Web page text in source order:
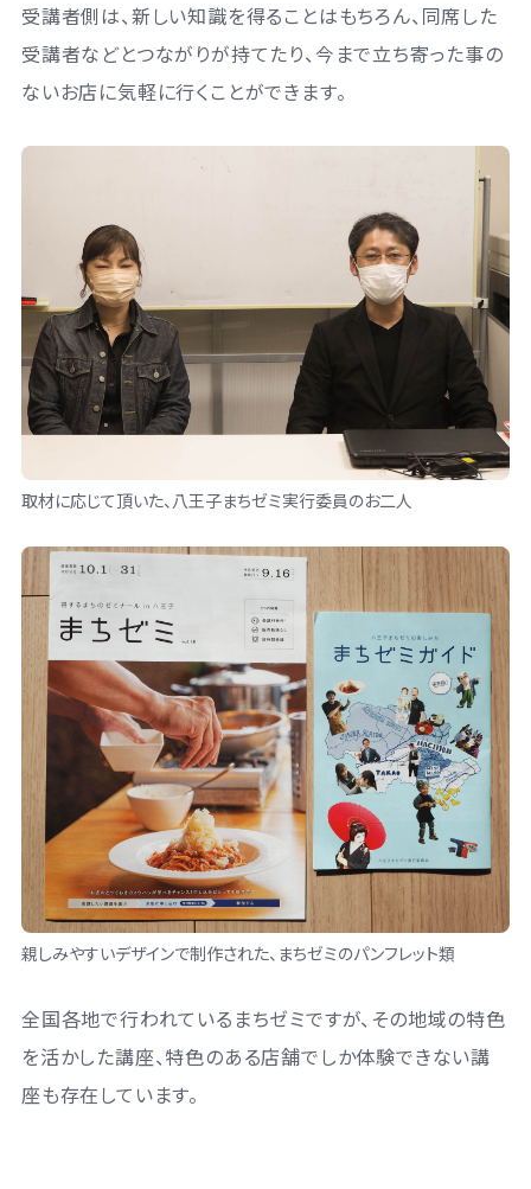
受講者側は、新しい知識を得ることはもちろん、同席した
受講者などとつながりが持てたり、今まで立ち寄った事の
ないお店に気軽に行くことができます。
取材に応じて頂いた、八王子まちゼミ実行委員のお二人
親しみやすいデザインで制作された、まちゼミのパンフレット類
全国各地で行われているまちゼミですが、その地域の特色
を活かした講座、特色のある店舗でしか体験できない講
座も存在しています。